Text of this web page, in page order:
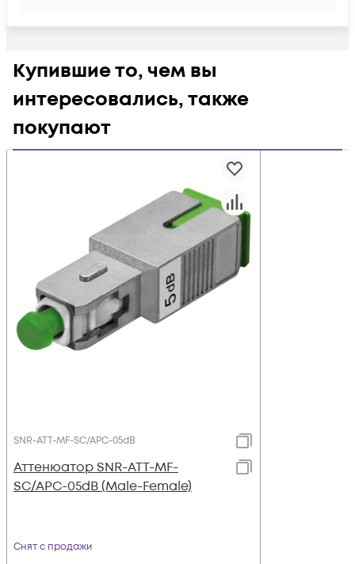
Купившие то, чем вы
интересовались, также
покупают
SNR-ATT-MF-SC/APC-05dB
Аттенюатор SNR-ATT-MF-
SC/APC-05dB (Male-Female)
Снят с продажи